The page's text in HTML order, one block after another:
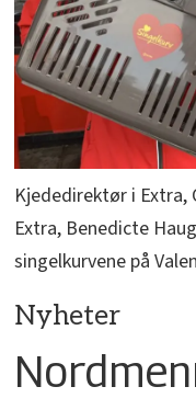
Kjededirektør i
Extra, Benedicte
singelkurvene på
Nyheter